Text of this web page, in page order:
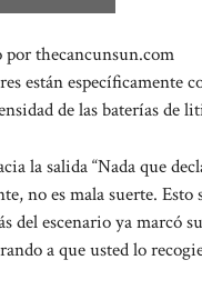
por thecancunsun.com
están específicamente
de las baterías de
la salida “Nada que
no es mala suerte. Esto
del escenario ya marcó
a que usted lo